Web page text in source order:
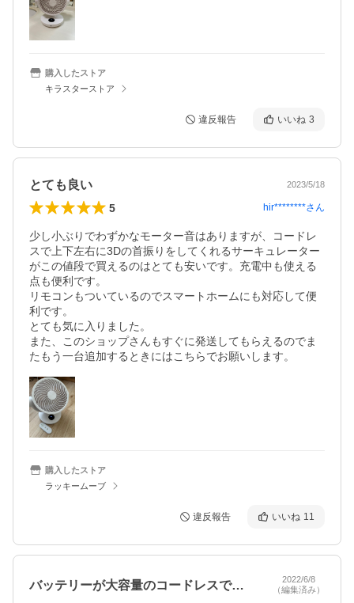
購入したストア
キラスターストア
違反報告 いいね 3
とても良い 2023/5/18
5 hir********さん
少し小ぶりでわずかなモーター音はありますが、コードレ
スで上下左右に3Dの首振りをしてくれるサーキュレーター
がこの値段で買えるのはとても安いです。充電中も使える
点も便利です。
リモコンもついているのでスマートホームにも対応して便
利です。
とても気に入りました。
また、このショップさんもすぐに発送してもらえるのでま
たもう一台追加するときにはこちらでお願いします。
購入したストア
ラッキームーブ
違反報告 いいね 11
バッテリーが大容量のコードレスで、上下…
2022/6/8
（編集済み）